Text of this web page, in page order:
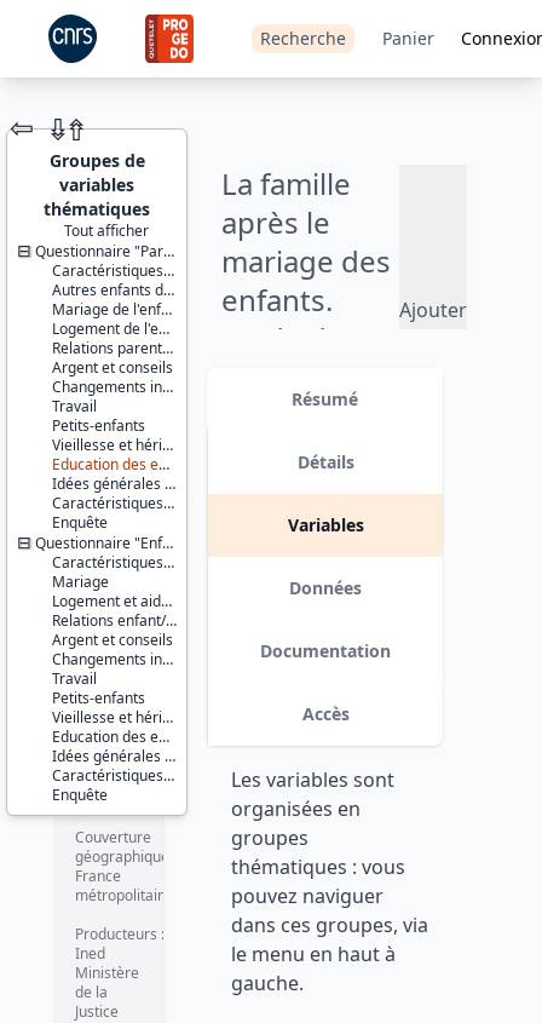
Recherche Panier
JEU DE
DONNÉES
La famille
après le
mariage des
enfants.
Etude des
entre
générations.
(1974)
Ajouter
⇦ ⇮⇮
Groupes de
variables
thématiques
Tout afficher
Questionnaire "Parent"
Caractéristiques de l'enfant concerné par l'enquête
Autres enfants du ménage
Mariage de l'enfant
Logement de l'enfant et aide des parents
Relations parents/enfant
Argent et conseils
Changements intergénérationnels
Travail
Petits-enfants
Vieillesse et héritage
Education des enfants
Idées générales sur la famille et le mariage
Caractéristiques de l'enquêté(e)
Enquête
Questionnaire "Enfant Marié"
Caractéristiques des parents et beaux-parents
Mariage
Logement et aide des parents
Relations enfant/parents
Argent et conseils
Changements intergénérationnels
Travail
Petits-enfants
Vieillesse et héritage
Education des enfants
Idées générales sur la famille et le mariage
Caractéristiques de l'enquêté(e)
Enquête
Identifiants :
IE0131
10.48756/ined-
IE0131-
3277
Thèmes :
1.
Couples,
famille,
sexualité
7. Ages
de la vie,
vieillissement
Changement
social
Comportement
social et
attitudes
Jeunes
Vie de
famille et
mariage
Couverture
géographique :
France
métropolitaine
Producteurs :
Ined
Ministère
de la
Justice
Résumé
Détails
Variables
Données
Documentation
Accès
Les variables sont
organisées en
groupes
thématiques : vous
pouvez naviguer
dans ces groupes, via
le menu en haut à
gauche.